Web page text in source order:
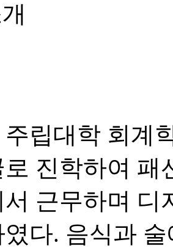
립대학 회계
진학하여 패
근무하며 디
다. 음식과